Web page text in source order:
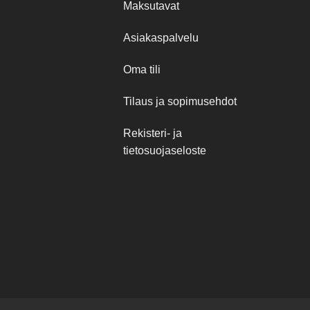
Maksutavat
Asiakaspalvelu
Oma tili
Tilaus ja sopimusehdot
Rekisteri- ja
tietosuojaseloste